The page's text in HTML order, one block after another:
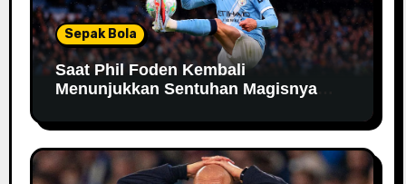
Sepak Bola
Saat Phil Foden Kembali
Menunjukkan Sentuhan Magisnya